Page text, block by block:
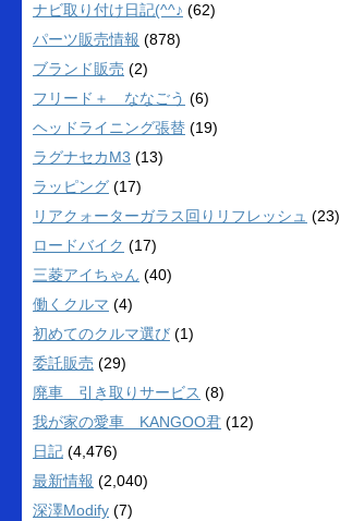
ナビ取り付け日記(^^♪ (62)
パーツ販売情報 (878)
ブランド販売 (2)
フリード＋ ななごう (6)
ヘッドライニング張替 (19)
ラグナセカM3 (13)
ラッピング (17)
リアクォーターガラス回りリフレッシュ (23)
ロードバイク (17)
三菱アイちゃん (40)
働くクルマ (4)
初めてのクルマ選び (1)
委託販売 (29)
廃車 引き取りサービス (8)
我が家の愛車 KANGOO君 (12)
日記 (4,476)
最新情報 (2,040)
深澤Modify (7)